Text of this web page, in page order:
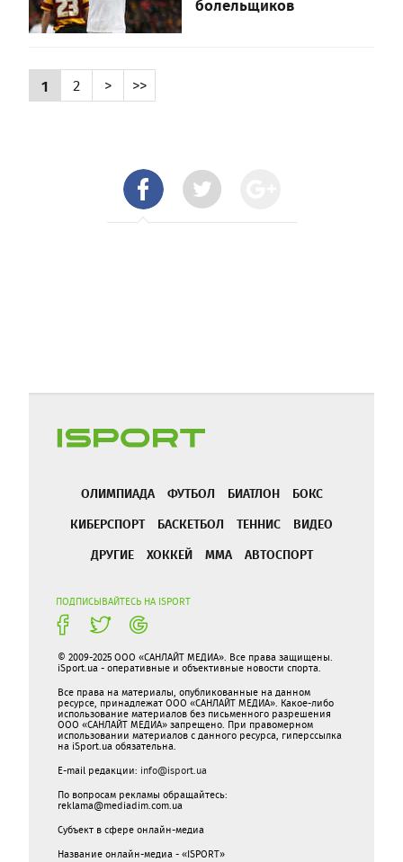
1 2 > >>
ОЛИМПИАДА ФУТБОЛ БИАТЛОН
БОКС
КИБЕРСПОРТ
БАСКЕТБОЛ ТЕННИС
ВИДЕО
ДРУГИЕ
ХОККЕЙ ММА АВТОСПОРТ
ПОДПИСЫВАЙТЕСЬ НА ISPORT
© 2009-2025 ООО «САНЛАЙТ МЕДИА». Все права защищены.
iSport.ua - оперативные и объективные новости спорта.
Все права на материалы, опубликованные на данном
ресурсе, принадлежат ООО «САНЛАЙТ МЕДИА». Какое-либо
использование материалов без письменного разрешения
ООО «САНЛАЙТ МЕДИА» запрещено. При правомерном
использовании материалов с данного ресурса, гиперссылка
на iSport.ua обязательна.
E-mail редакции: info@isport.ua
По вопросам рекламы обращайтесь:
reklama@mediadim.com.ua
Субъект в сфере онлайн-медиа
Название онлайн-медиа - «ISPORT»